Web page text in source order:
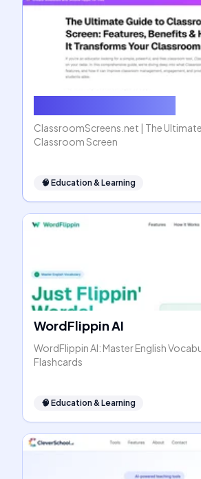
ClassroomScreens.net | The
Classroom Screen
🧠 Education & Learning
WordFlippin AI
WordFlippin AI: Master English
Flashcards
🧠 Education & Learning